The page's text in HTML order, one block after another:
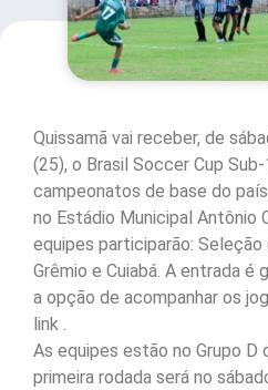
Quissamã vai receber, de
(25), o Brasil Soccer Cup
campeonatos de base do
no Estádio Municipal Antônio
equipes participarão:
Grêmio e Cuiabá. A entrada é
a opção de acompanhar os
link .
As equipes estão no Grupo D
primeira rodada será no